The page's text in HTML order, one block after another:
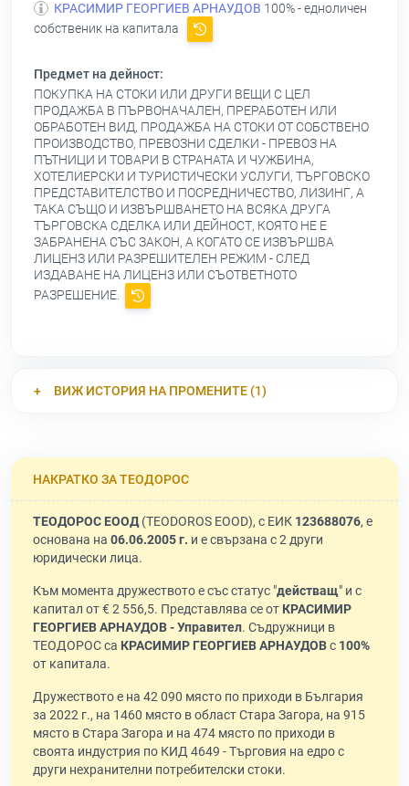
КРАСИМИР ГЕОРГИЕВ АРНАУДОВ 100% - едноличен
собственик на капитала
Предмет на дейност:
ПОКУПКА НА СТОКИ ИЛИ ДРУГИ ВЕЩИ С ЦЕЛ
ПРОДАЖБА В ПЪРВОНАЧАЛЕН, ПРЕРАБОТЕН ИЛИ
ОБРАБОТЕН ВИД, ПРОДАЖБА НА СТОКИ ОТ СОБСТВЕНО
ПРОИЗВОДСТВО, ПРЕВОЗНИ СДЕЛКИ - ПРЕВОЗ НА
ПЪТНИЦИ И ТОВАРИ В СТРАНАТА И ЧУЖБИНА,
ХОТЕЛИЕРСКИ И ТУРИСТИЧЕСКИ УСЛУГИ, ТЪРГОВСКО
ПРЕДСТАВИТЕЛСТВО И ПОСРЕДНИЧЕСТВО, ЛИЗИНГ, А
ТАКА СЪЩО И ИЗВЪРШВАНЕТО НА ВСЯКА ДРУГА
ТЪРГОВСКА СДЕЛКА ИЛИ ДЕЙНОСТ, КОЯТО НЕ Е
ЗАБРАНЕНА СЪС ЗАКОН, А КОГАТО СЕ ИЗВЪРШВА
ЛИЦЕНЗ ИЛИ РАЗРЕШИТЕЛЕН РЕЖИМ - СЛЕД
ИЗДАВАНЕ НА ЛИЦЕНЗ ИЛИ СЪОТВЕТНОТО
РАЗРЕШЕНИЕ.
ВИЖ ИСТОРИЯ НА ПРОМЕНИТЕ (1)
НАКРАТКО ЗА ТЕОДОРОС
ТЕОДОРОС ЕООД(TEODOROS EOOD), с ЕИК 123688076, е
основана на 06.06.2005 г. и е свързана с 2 други
юридически лица.
Към момента дружеството е със статус "действащ" и с
капитал от € 2 556,5. Представлява се от КРАСИМИР
ГЕОРГИЕВ АРНАУДОВ - Управител. Съдружници в
ТЕОДОРОС са КРАСИМИР ГЕОРГИЕВ АРНАУДОВс 100%
от капитала.
Дружеството е на 42 090 място по приходи в България
за 2022 г., на 1460 място в област Стара Загора, на 915
място в Стара Загора и на 474 място по приходи в
своята индустрия по КИД 4649 - Търговия на едро с
други нехранителни потребителски стоки.